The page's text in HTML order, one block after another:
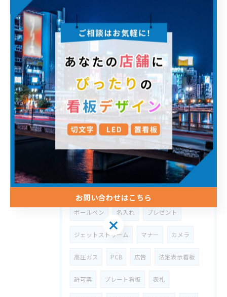
カッティング アルミ複合板 アクリル
素材 デザイン 紙サイズ
用紙サイズ A判 B判 A4サイズ
チラシサイズ ポスターサイズ
印刷サイズ おしゃれ 英語 費用
マグネットシート 産廃 車両
車用マグネットシート 営業車
会社名 送迎車 防犯 梅雨 雨
ボールペン 名入れ プレゼント
ジェットストリーム マナー カメラ
高圧ガス PCB 広告 法定表示看板
許可票 プレート看板 表札
お問い合わせはこちら